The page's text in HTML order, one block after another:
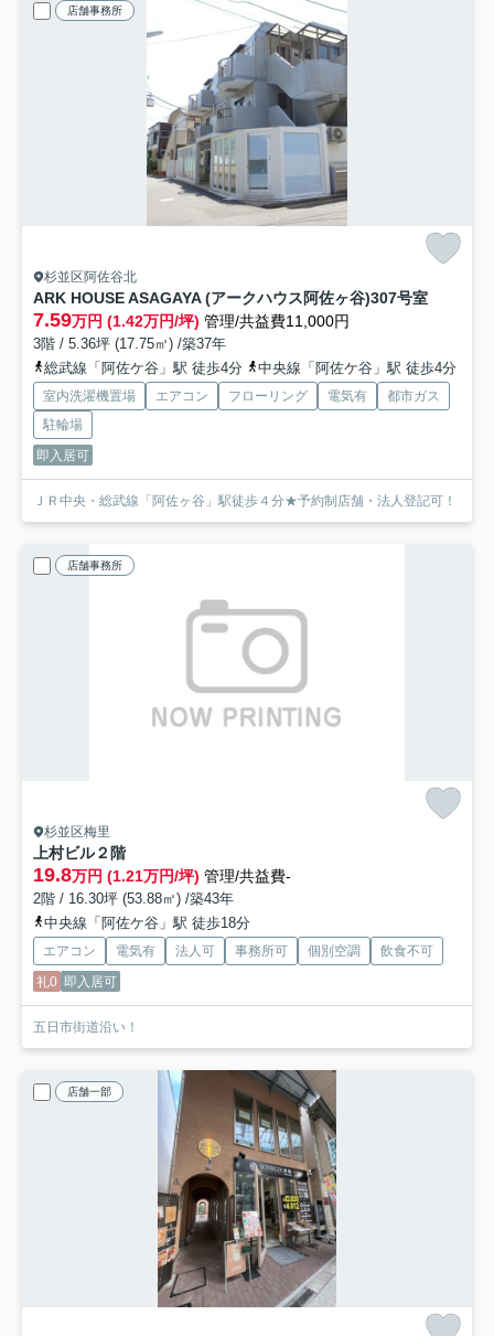
店舗事務所
杉並区阿佐谷北
ARK HOUSE ASAGAYA (アークハウス阿佐ヶ谷)307号室
7.59万円 (1.42万円/坪) 管理/共益費11,000円
3階 / 5.36坪 (17.75㎡) /築37年
総武線「阿佐ケ谷」駅 徒歩4分
中央線「阿佐ケ谷」駅 徒歩4分
室内洗濯機置場 エアコン フローリング 電気有
都市ガス
駐輪場
即入居可
ＪＲ中央・総武線「阿佐ヶ谷」駅徒歩４分★予約制店舗・法人登記可！
店舗事務所
杉並区梅里
上村ビル２階
19.8万円 (1.21万円/坪) 管理/共益費-
2階 / 16.30坪 (53.88㎡) /築43年
中央線「阿佐ケ谷」駅 徒歩18分
エアコン 電気有 法人可 事務所可 個別空調
飲食不可
礼0 即入居可
五日市街道沿い！
店舗一部